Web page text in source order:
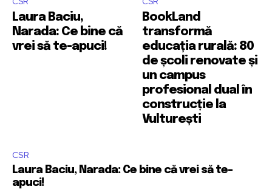
Laura Baciu,
Narada: Ce bine că
vrei să te-apuci!
BookLand
transformă
educația rurală: 80
de școli renovate și
un campus
profesional dual în
construcție la
Vulturești
CSR
Laura Baciu, Narada: Ce bine că vrei să te-
apuci!